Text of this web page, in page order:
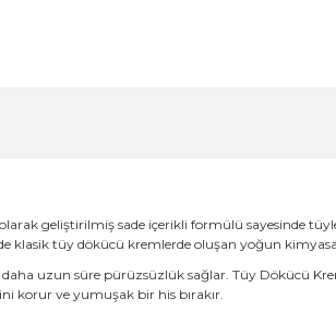
geliştirilmiş sade içerikli formülü sayesinde
klasik tüy dökücü kremlerde oluşan yoğun
uzun süre pürüzsüzlük sağlar. Tüy Dökücü
korur ve yumuşak bir his bırakır.